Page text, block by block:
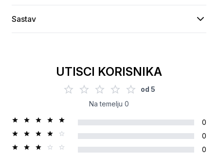
Sastav
UTISCI KORISNIKA
od 5
Na temelju 0
0
0
0